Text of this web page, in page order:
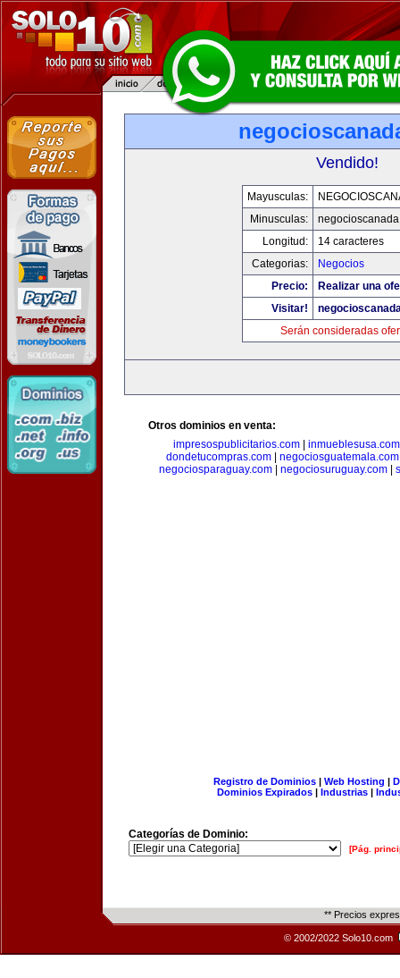
Vendido!
Mayusculas:
Minusculas:
Longitud:
14 caracteres
Categorias:
Negocios
Precio:
Realizar una
Visitar!
Serán consideradas
Otros dominios en venta:
impresospublicitarios.com
inmueblesusa.com
dondetucompras.com| negociosguatemala.com
negociosparaguay.com
negociosuruguay.com
Registro de Dominios| Web Hosting |
Dominios Expirados | Industrias |
Categorías de Dominio:
[Pág.
** Precios
© 2002/2022 Solo10.com